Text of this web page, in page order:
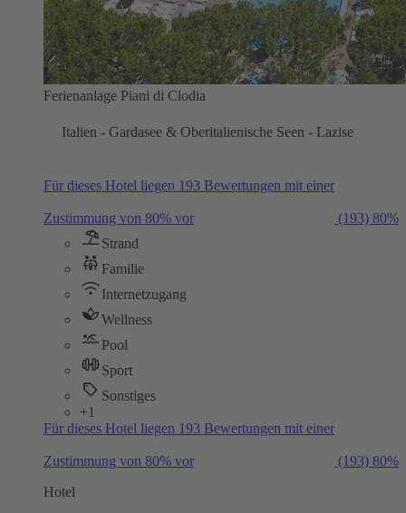
Ferienanlage Piani di Clodia
Italien - Gardasee & Oberitalienische Seen - Lazise
Für dieses Hotel liegen 193 Bewertungen mit einer
Zustimmung von 80% vor (193) 80%
Strand
Familie
Internetzugang
Wellness
Pool
Sport
Sonstiges
+1
Für dieses Hotel liegen 193 Bewertungen mit einer
Zustimmung von 80% vor (193) 80%
Hotel